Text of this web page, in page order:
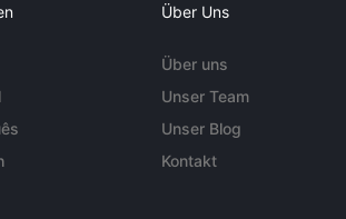
Über Uns
Über uns
Unser Team
Unser Blog
Kontakt